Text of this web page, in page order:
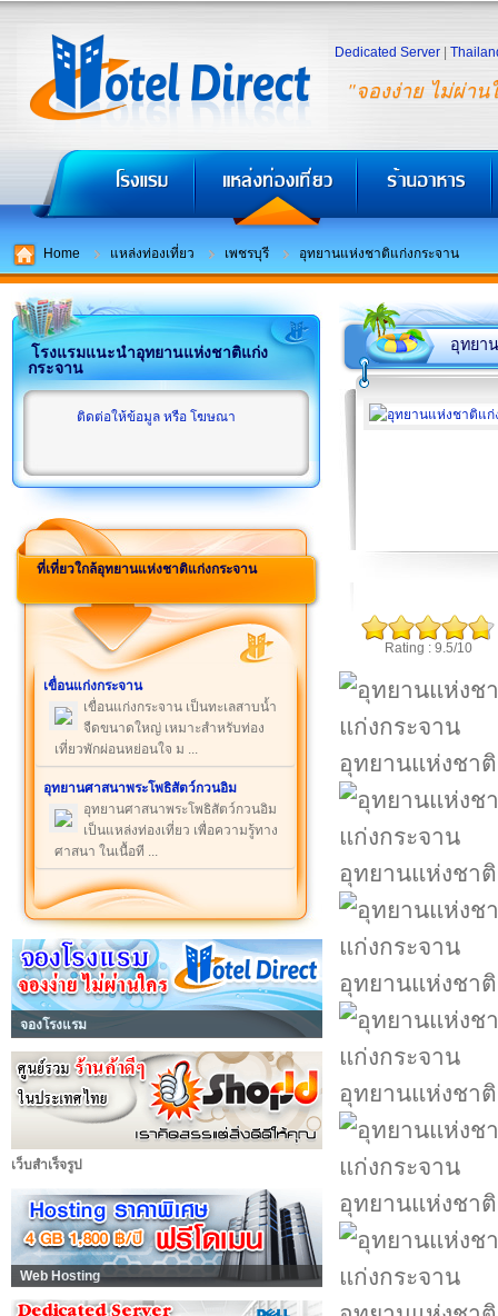
"จองง่าย ไม่ผ่าน
Dedicated Server
Home แหล่งท่องเที่ยว เพชรบุรี อุทยานแห่งชาติแก่งกระจาน
โรงแรมแนะนำอุทยานแห่งชาติแก่ง
กระจาน
ติดต่อให้ข้อมูล หรือ โฆษณา
ที่เที่ยวใกล้อุทยานแห่งชาติแก่งกระจาน
เขื่อนแก่งกระจาน
เขื่อนแก่งกระจาน เป็นทะเลสาบน้ำ
จืดขนาดใหญ่ เหมาะสำหรับท่อง
เที่ยวพักผ่อนหย่อนใจ ม ...
อุทยานศาสนาพระโพธิสัตว์กวนอิม
อุทยานศาสนาพระโพธิสัตว์กวนอิม
เป็นแหล่งท่องเที่ยว เพื่อความรู้ทาง
ศาสนา ในเนื้อที ...
จองโรงแรม
เว็บสำเร็จรูป
Web Hosting
อุทยา
Rating : 9.5/10
อุทยานแห่งชา
อุทยานแห่งชา
อุทยานแห่งชา
อุทยานแห่งชา
อุทยานแห่งชา